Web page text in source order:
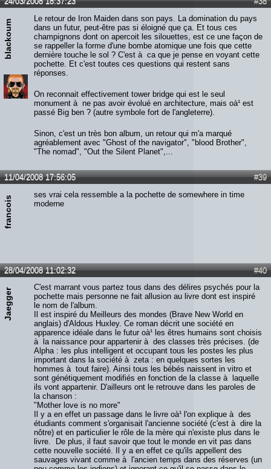
blackoum
Le retour de Iron Maiden dans son pays. La domination du pays
dans un futur, peut-être pas si éloigné que ça. Et tous ces
champignons dont on apercoit les silouettes, est ce une façon de
se rappeller la forme d'une bombe atomique une fois que cette
dernière touche le sol ? C'est à ca que je pense en voyant cette
pochette. Et c'est toutes ces questions qui restent sans
réponses.
On reconnait effectivement tower bridge qui est le seul
monument à ne pas avoir évolué en architecture, mais oà¹ est
passé Big ben ? (autre symbole fort de l'angleterre).
Sinon, c'est un très bon album, un retour qui m'a marqué
agréablement avec "Ghost of the navigator", "blood Brother",
"The nomad", "Out the Silent Planet",...
#39
11/04/2008 17:56:05
francois
ses vrai cela ressemble a la pochette de somewhere in time
moderne
#40
28/04/2008 11:02:32
Jaegger
C'est marrant vous partez tous dans des délires psychés pour la
pochette mais personne ne fait allusion au livre dont est inspiré
le nom de l'album.
Il est inspiré du Meilleurs des mondes (Brave New World en
anglais) d'Aldous Huxley. Ce roman décrit une société en
apparence idéale dans le futur oà¹ les êtres humains sont choisis
à la naissance pour appartenir à des classes très précises. (de
Alpha : les plus intelligent et occupant tous les postes les plus
important dans la société à zeta : en quelques sortes les
hommes à tout faire). Ainsi tous les bébés naissent in vitro et
sont génétiquement modifiés en fonction de la classe à laquelle
ils vont appartenir. D'ailleurs ont le retrouve dans les paroles de
la chanson :
"Mother love is no more"
Il y a en effet un passage dans le livre oà¹ l'on explique à des
étudiants comment s'organisait l'ancienne société (c'est à dire la
nôtre) et en particulier le rôle de la mère qui n'existe plus dans le
livre. De plus, il faut savoir que tout le monde en vit pas dans
cette nouvelle société. Il y a en effet ce qu'ils appellent des
sauvages vivant comme à l'ancien temps dans des réserves (un